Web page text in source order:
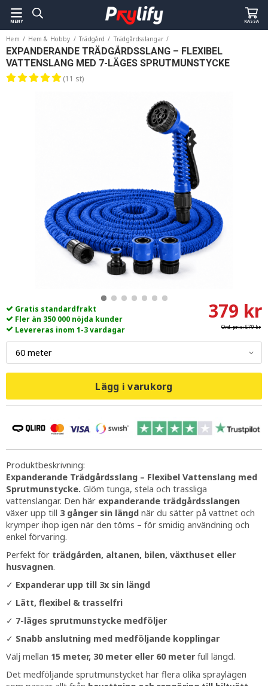
MENY KASSA
Hem / Hem & Hobby / Trädgård / Trädgårdsslangar /
Expanderande Trädgårdsslang – Flexibel Vattenslang med 7-läges Sprutmunstycke
EXPANDERANDE TRÄDGÅRDSSLANG – FLEXIBEL
VATTENSLANG MED 7-LÄGES SPRUTMUNSTYCKE
(11 st)
Gratis standardfrakt
Fler än 350 000 nöjda kunder
Levereras inom 1-3 vardagar
379 kr
Ord. pris:579 kr
Lägg i varukorg
Produktbeskrivning:
Expanderande Trädgårdsslang – Flexibel Vattenslang med
Sprutmunstycke. Glöm tunga, stela och trassliga
vattenslangar. Den här expanderande trädgårdsslangen
växer upp till 3 gånger sin längd när du sätter på vattnet och
krymper ihop igen när den töms – för smidig användning och
enkel förvaring.
Perfekt för trädgården, altanen, bilen, växthuset eller
husvagnen.
✓ Expanderar upp till 3x sin längd
✓ Lätt, flexibel & trasselfri
✓ 7-läges sprutmunstycke medföljer
✓ Snabb anslutning med medföljande kopplingar
Välj mellan 15 meter, 30 meter eller 60 meterfull längd.
Det medföljande sprutmunstycket har flera olika spraylägen